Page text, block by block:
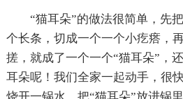
“猫耳朵”的做法很简单，先
个长条，切成一个一个小疙瘩，
搓，就成了一个一个“猫耳朵”，
耳朵呢！我们全家一起动手，很
烧开一锅水，把“猫耳朵”放进锅